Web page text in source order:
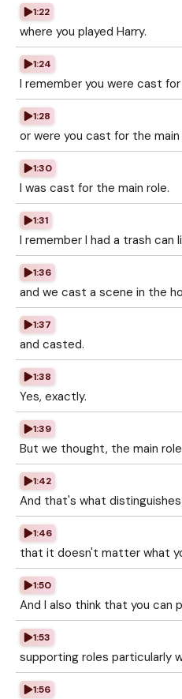
1:22
where you played Harry.
1:24
I remember you were cast for
1:28
or were you cast for the main
1:30
I was cast for the main role.
1:31
I remember I had a trash can
1:36
and we cast a scene in the
1:37
and casted.
1:38
Yes, exactly.
1:39
But we thought, the main
1:42
And that's what distinguishes
1:46
that it doesn't matter what
1:50
And I also think that you can
1:53
supporting roles particularly
1:56